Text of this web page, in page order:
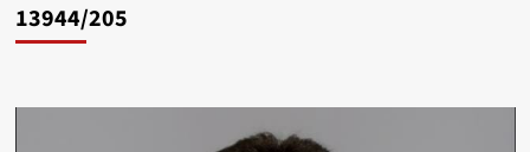
13944/205